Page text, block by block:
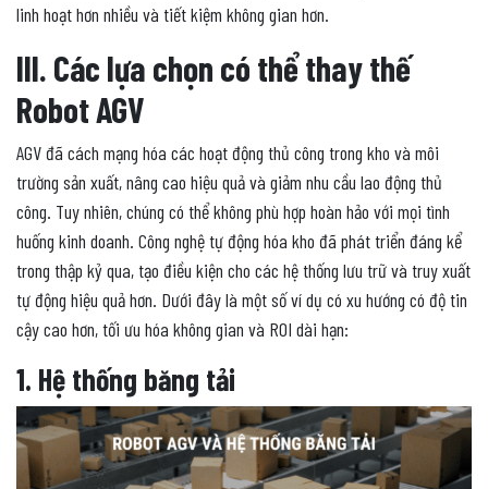
linh hoạt hơn nhiều và tiết kiệm không gian hơn.
III. Các lựa chọn có thể thay thế
Robot AGV
AGV đã cách mạng hóa các hoạt động thủ công trong kho và môi
trường sản xuất, nâng cao hiệu quả và giảm nhu cầu lao động thủ
công. Tuy nhiên, chúng có thể không phù hợp hoàn hảo với mọi tình
huống kinh doanh. Công nghệ tự động hóa kho đã phát triển đáng kể
trong thập kỷ qua, tạo điều kiện cho các hệ thống lưu trữ và truy xuất
tự động hiệu quả hơn. Dưới đây là một số ví dụ có xu hướng có độ tin
cậy cao hơn, tối ưu hóa không gian và ROI dài hạn:
1. Hệ thống băng tải